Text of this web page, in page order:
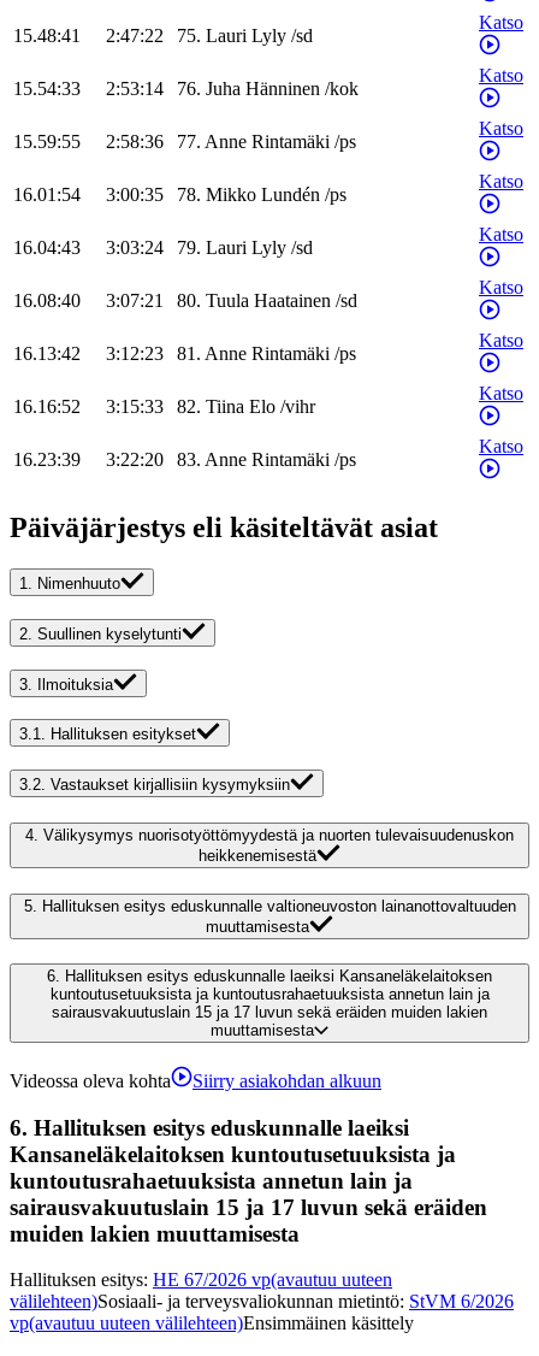
15.48:41 2:47:22 75. Lauri Lyly /sd
Katso
15.54:33 2:53:14 76. Juha Hänninen /kok
Katso
15.59:55 2:58:36 77. Anne Rintamäki /ps
Katso
16.01:54 3:00:35 78. Mikko Lundén /ps
Katso
16.04:43 3:03:24 79. Lauri Lyly /sd
Katso
16.08:40 3:07:21 80. Tuula Haatainen /sd
Katso
16.13:42 3:12:23 81. Anne Rintamäki /ps
Katso
16.16:52 3:15:33 82. Tiina Elo /vihr
Katso
16.23:39 3:22:20 83. Anne Rintamäki /ps
Katso
Päiväjärjestys eli käsiteltävät asiat
1. Nimenhuuto
2. Suullinen kyselytunti
3. Ilmoituksia
3.1. Hallituksen esitykset
3.2. Vastaukset kirjallisiin kysymyksiin
4. Välikysymys nuorisotyöttömyydestä ja nuorten tulevaisuudenuskon
heikkenemisestä
5. Hallituksen esitys eduskunnalle valtioneuvoston lainanottovaltuuden
muuttamisesta
6. Hallituksen esitys eduskunnalle laeiksi Kansaneläkelaitoksen
kuntoutusetuuksista ja kuntoutusrahaetuuksista annetun lain ja
sairausvakuutuslain 15 ja 17 luvun sekä eräiden muiden lakien
muuttamisesta
Videossa oleva kohta Siirry asiakohdan alkuun
6. Hallituksen esitys eduskunnalle laeiksi
Kansaneläkelaitoksen kuntoutusetuuksista ja
kuntoutusrahaetuuksista annetun lain ja
sairausvakuutuslain 15 ja 17 luvun sekä eräiden
muiden lakien muuttamisesta
Hallituksen esitys: HE 67/2026 vp(avautuu uuteen
välilehteen)Sosiaali- ja terveysvaliokunnan mietintö: StVM 6/2026
vp(avautuu uuteen välilehteen)Ensimmäinen käsittely